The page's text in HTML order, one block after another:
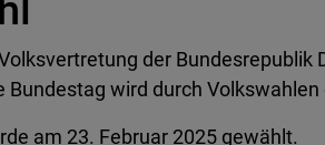
der
wird durch Volkswahlen
am 23. Februar 2025 gewählt.